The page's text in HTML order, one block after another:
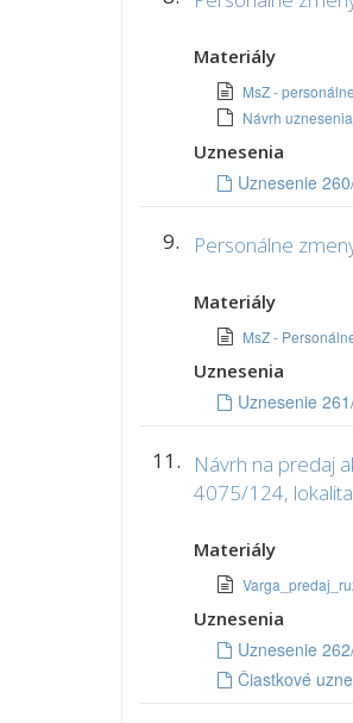
Materiály
MsZ -
Návrh
Uznesenia
Uznesenie
9. Personálne
Materiály
MsZ -
Uznesenia
Uznesenie
11.
Návrh na predaj
4075/124,
Materiály
Uznesenia
Uznesenie
Čiastkové